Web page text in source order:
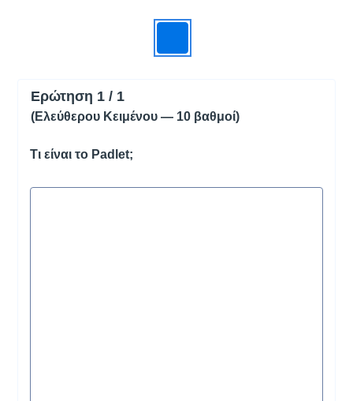
Ερώτηση 1 / 1
(Ελεύθερου Κειμένου — 10 βαθμοί)
Τι είναι το Padlet;